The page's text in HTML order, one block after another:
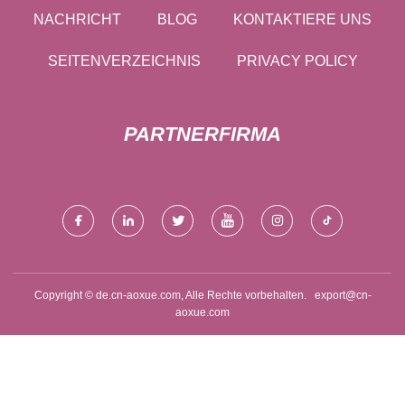
NACHRICHT BLOG KONTAKTIERE UNS
SEITENVERZEICHNIS PRIVACY POLICY
PARTNERFIRMA
Copyright © de.cn-aoxue.com, Alle Rechte vorbehalten. export@cn-
aoxue.com